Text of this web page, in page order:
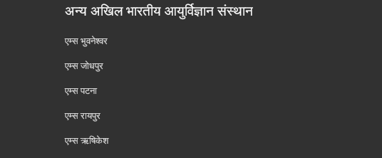
अन्य अखिल भारतीय आयुर्विज्ञान संस्थान
एम्‍स भुवनेश्वर
एम्‍स जोधपुर
एम्‍स पटना
एम्‍स रायपुर
एम्‍स ऋषिकेश